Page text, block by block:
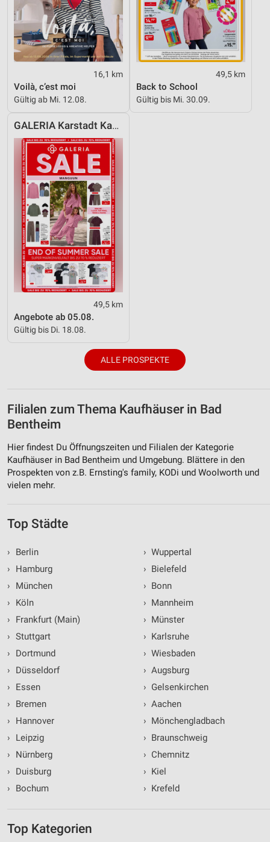
16,1 km
Voilà, c’est moi
Gültig ab Mi. 12.08.
49,5 km
Back to School
Gültig bis Mi. 30.09.
GALERIA Karstadt Kaufhof
49,5 km
Angebote ab 05.08.
Gültig bis Di. 18.08.
ALLE PROSPEKTE
Filialen zum Thema Kaufhäuser in Bad
Bentheim
Hier findest Du Öffnungszeiten und Filialen der Kategorie
Kaufhäuser in Bad Bentheim und Umgebung. Blättere in den
Prospekten von z.B. Ernsting's family, KODi und Woolworth und
vielen mehr.
Top Städte
›
Berlin
›
Hamburg
›
München
›
Köln
›
Frankfurt (Main)
› Stuttgart
›
Dortmund
›
Düsseldorf
›
Essen
›
Bremen
›
Hannover
›
Leipzig
›
Nürnberg
›
Duisburg
›
Bochum
› Wuppertal
› Bielefeld
› Bonn
› Mannheim
› Münster
› Karlsruhe
› Wiesbaden
› Augsburg
› Gelsenkirchen
› Aachen
› Mönchengladbach
› Braunschweig
› Chemnitz
› Kiel
› Krefeld
Top Kategorien